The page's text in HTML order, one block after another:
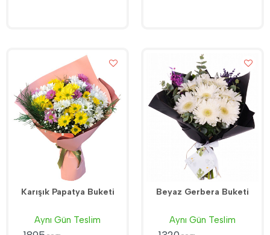
Karışık Papatya Buketi
Aynı Gün Teslim
Beyaz Gerbera Buketi
Aynı Gün Teslim